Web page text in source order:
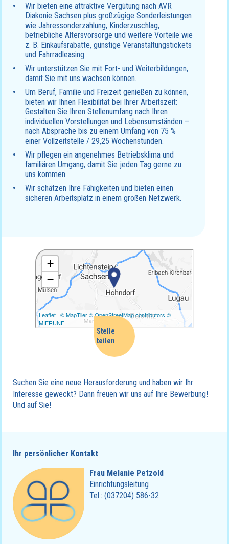
Wir bieten eine attraktive Vergütung nach AVR
Diakonie Sachsen plus großzügige Sonderleistungen
wie Jahressonderzahlung, Kinderzuschlag,
betriebliche Altersvorsorge und weitere Vorteile wie
z. B. Einkaufsrabatte, günstige Veranstaltungstickets
und Fahrradleasing.
Wir unterstützen Sie mit Fort- und Weiterbildungen,
damit Sie mit uns wachsen können.
Um Beruf, Familie und Freizeit genießen zu können,
bieten wir Ihnen Flexibilität bei Ihrer Arbeitszeit:
Gestalten Sie Ihren Stellenumfang nach Ihren
individuellen Vorstellungen und Lebensumständen –
nach Absprache bis zu einem Umfang von 75 %
einer Vollzeitstelle / 29,25 Wochenstunden.
Wir pflegen ein angenehmes Betriebsklima und
familiären Umgang, damit Sie jeden Tag gerne zu
uns kommen.
Wir schätzen Ihre Fähigkeiten und bieten einen
sicheren Arbeitsplatz in einem großen Netzwerk.
Facebook
Whatsapp
Suchen Sie eine neue Herausforderung und haben wir Ihr
Interesse geweckt? Dann freuen wir uns auf Ihre Bewerbung!
Und auf Sie!
Ihr persönlicher Kontakt
Frau Melanie Petzold
Einrichtungsleitung
Tel.: (037204) 586-32